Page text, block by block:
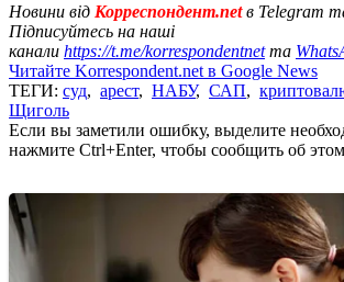
Новини від Корреспондент.netв Telegram
Підписуйтесь на наші
канали https://t.me/korrespondentnetта
Читайте Korrespondent.net в Google News
ТЕГИ: суд, арест, НАБУ, САП,
Щиголь
Если вы заметили ошибку, выделите
нажмите Ctrl+Enter, чтобы сообщить об